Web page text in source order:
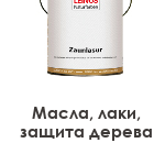
Масла, лаки,
защита дерева